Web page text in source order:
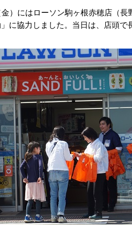
）にはローソン駒ヶ根赤穂店（長
に協力しました。当日は、店頭で